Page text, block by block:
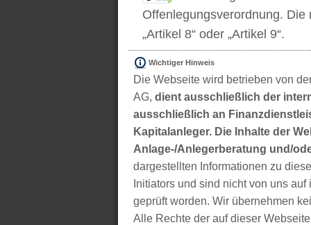
Offenlegungsverordnung. Die
„Artikel 8“ oder „Artikel 9“.
Wichtiger Hinweis
Die Webseite wird betrieben von
AG, dient ausschließlich der
ausschließlich an
Kapitalanleger. Die Inhalte der
Anlage-/Anlegerberatung und/
dargestellten Informationen zu
Initiators und sind nicht von uns
geprüft worden. Wir übernehmen
Alle Rechte der auf dieser